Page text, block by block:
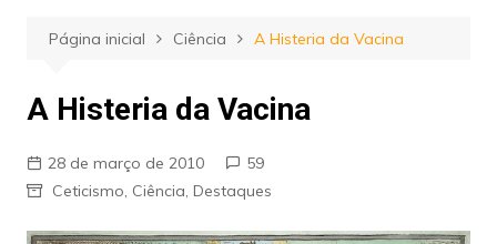
Página inicial Ciência A Histeria da Vacina
A Histeria da Vacina
28 de março de 2010
59
Ceticismo Ciência Destaques